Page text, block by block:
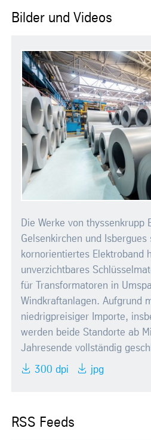
Bilder und Videos
Die Werke von thyssenkrupp
Gelsenkirchen und Isbergues
kornorientiertes Elektroband
unverzichtbares
für Transformatoren in
Windkraftanlagen. Aufgrund
niedrigpreisiger Importe,
werden beide Standorte ab
Jahresende vollständig
300 dpi jpg
RSS Feeds